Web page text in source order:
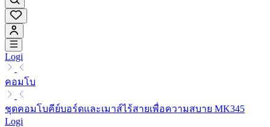
Logi
คอมโบ
ชุดคอมโบคีย์บอร์ดและเมาส์ไร้สายเพื่อความสบาย MK345
Logi